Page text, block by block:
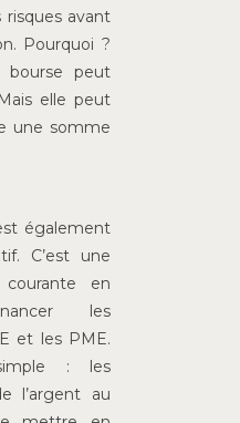
risques avant
Pourquoi ?
bourse peut
elle peut
une somme
également
C’est une
en
les
et les PME.
: les
l’argent au